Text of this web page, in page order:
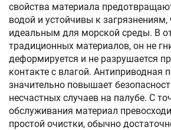
свойства материала
водой и устойчивы к загрязнениям,
идеальным для морской среды. В
традиционных материалов, он не
деформируется и не разрушается
контакте с влагой. Антиприводная
значительно повышает
несчастных случаев на палубе. С
обслуживания материал
простой очистки, обычно